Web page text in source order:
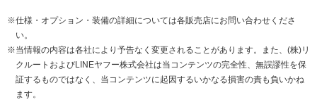
※仕様・オプション・装備の詳細については各販売店にお問い合わせくださ
い。
※当情報の内容は各社により予告なく変更されることがあります。また、(株)リ
クルートおよびLINEヤフー株式会社は当コンテンツの完全性、無誤謬性を保
証するものではなく、当コンテンツに起因するいかなる損害の責も負いかね
ます。